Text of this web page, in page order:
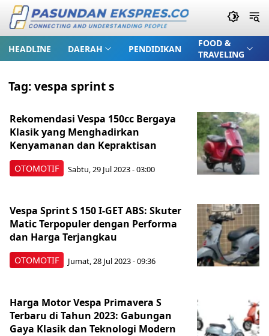
HEADLINE DAERAH PENDIDIKAN
FOOD &
TRAVELING
Tag:vespa sprint s
OTOMOTIF
Rekomendasi Vespa 150cc Bergaya
Klasik yang Menghadirkan
Kenyamanan dan Kepraktisan
Sabtu, 29 Jul 2023 - 03:00
OTOMOTIF
Vespa Sprint S 150 I-GET ABS: Skuter
Matic Terpopuler dengan Performa
dan Harga Terjangkau
Jumat, 28 Jul 2023 - 09:36
Harga Motor Vespa Primavera S
Terbaru di Tahun 2023: Gabungan
Gaya Klasik dan Teknologi Modern